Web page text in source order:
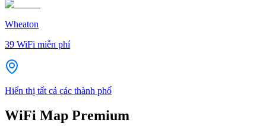
Wheaton
39 WiFi miễn phí
Hiển thị tất cả các thành phố
WiFi Map Premium